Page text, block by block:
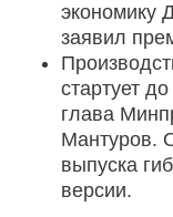
экономику
заявил
стартует
глава
Мантуров.
выпуска
версии.